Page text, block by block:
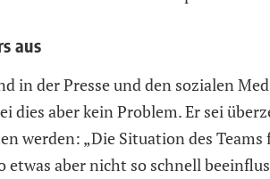
aus
in der Presse und den sozialen
dies aber kein Problem. Er sei
werden: „Die Situation des
etwas aber nicht so schnell